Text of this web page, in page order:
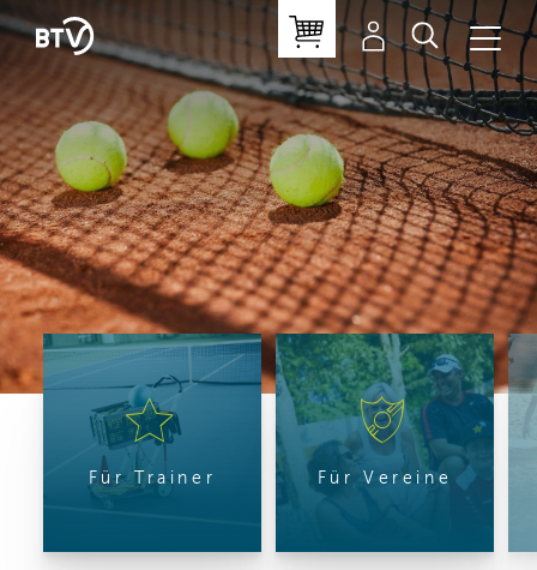
Für Trainer Für Vereine